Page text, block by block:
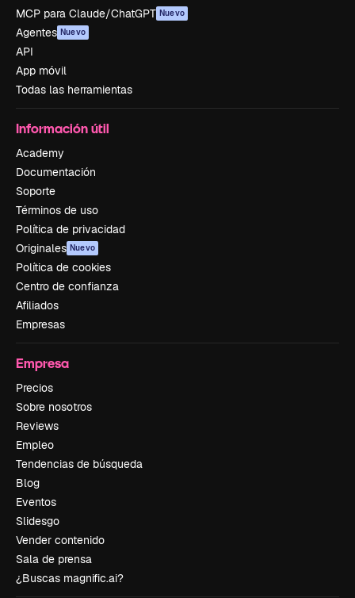
MCP para Claude/ChatGPT Nuevo
Agentes Nuevo
API
App móvil
Todas las herramientas
Información útil
Academy
Documentación
Soporte
Términos de uso
Política de privacidad
Originales Nuevo
Política de cookies
Centro de confianza
Afiliados
Empresas
Empresa
Precios
Sobre nosotros
Reviews
Empleo
Tendencias de búsqueda
Blog
Eventos
Slidesgo
Vender contenido
Sala de prensa
¿Buscas magnific.ai?